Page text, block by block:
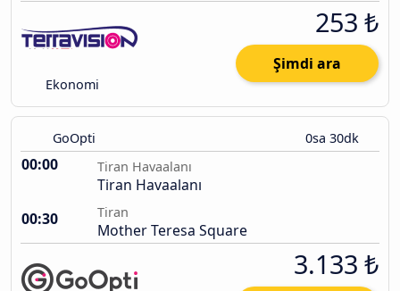
Ekonomi
253 ₺
Şimdi ara
GoOpti 0sa 30dk
00:00 Tiran Havaalanı
Tiran Havaalanı
00:30
Tiran
Mother Teresa Square
3.133 ₺